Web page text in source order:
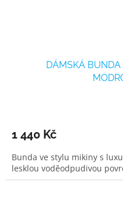
DÁMSKÁ
1 440 Kč
Bunda ve stylu mikiny s
lesklou voděodpudivou